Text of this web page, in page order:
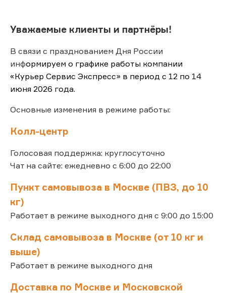
Уважаемые клиенты и партнёры!
В связи с празднованием Дня России
информируем о графике работы компании
«Курьер Сервис Экспресс» в период с 12 по 14
июня 2026 года.
Основные изменения в режиме работы:
Колл-центр
Голосовая поддержка: круглосуточно
Чат на сайте: ежедневно с 6:00 до 22:00
Пункт самовывоза в Москве (ПВЗ, до 10
кг)
Работает в режиме выходного дня с 9:00 до 15:00
Склад самовывоза в Москве (от 10 кг и
выше)
Работает в режиме выходного дня
Доставка по Москве и Московской